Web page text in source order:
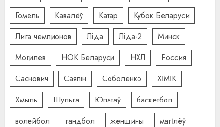
Гомель
Кавалёў Катар
Кубок Беларуси
Лига чемпионов
Ліда Ліда-2
Минск
Могилев
НОК Беларуси НХЛ
Россия
Саснович
Саяпін Соболенко
ХІМІК
Хмыль
Шульга Юпатаў
баскетбол
волейбол
гандбол женщины
магілёў